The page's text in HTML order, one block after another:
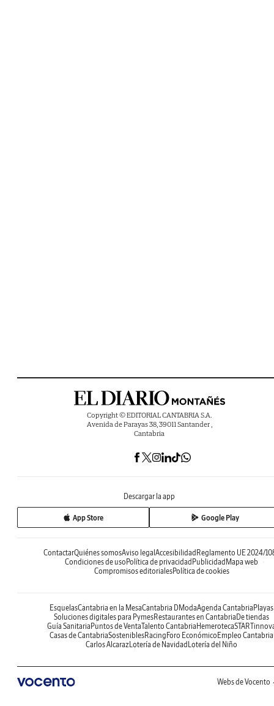
Copyright © EDITORIAL CANTABRIA S.A.
Avenida de Parayas 38, 39011 Santander ,
Cantabria
Descargar la app
App Store Google Play
ContactarQuiénes somosAviso legal Accesibilidad Reglamento UE 2024/
Condiciones de uso Política de privacidad Publicidad Mapa web
Compromisos editorialesPolítica de cookies
EsquelasCantabria en la MesaCantabria DModaAgenda Cantabria Playas
Soluciones digitales para PymesRestaurantes en Cantabria De tiendas
Guía Sanitaria Puntos de VentaTalento Cantabria Hemeroteca
Casas de CantabriaSosteniblesRacing Foro Económico Empleo Cantabria
Carlos AlcarazLotería de Navidad Lotería del Niño
Webs de Vocento